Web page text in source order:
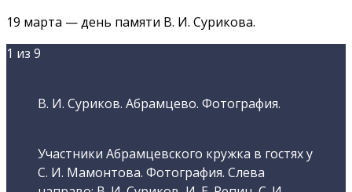
19 марта — день памяти В. И. Сурикова.
1 из 9
В. И. Суриков. Абрамцево. Фотография.
Участники Абрамцевского кружка в гостях у
С. И. Мамонтова. Фотография. Слева